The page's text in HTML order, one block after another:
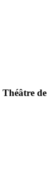
Théâtre de